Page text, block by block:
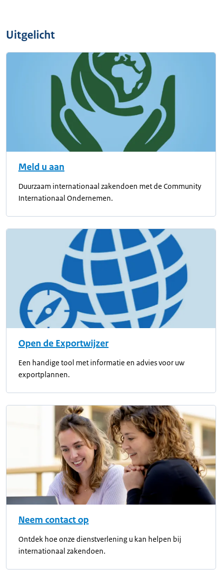
Uitgelicht
Meld u aan
Duurzaam internationaal zakendoen met de Community
Internationaal Ondernemen.
Open de Exportwijzer
Een handige tool met informatie en advies voor uw
exportplannen.
Neem contact op
Ontdek hoe onze dienstverlening u kan helpen bij
internationaal zakendoen.